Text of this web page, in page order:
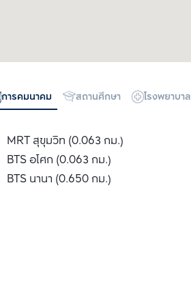
การคมนาคม สถานศึกษา โรงพยาบาล
MRT สุขุมวิท (0.063 กม.)
BTS อโศก (0.063 กม.)
BTS นานา (0.650 กม.)